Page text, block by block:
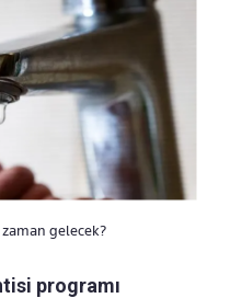
gelecek?
programı